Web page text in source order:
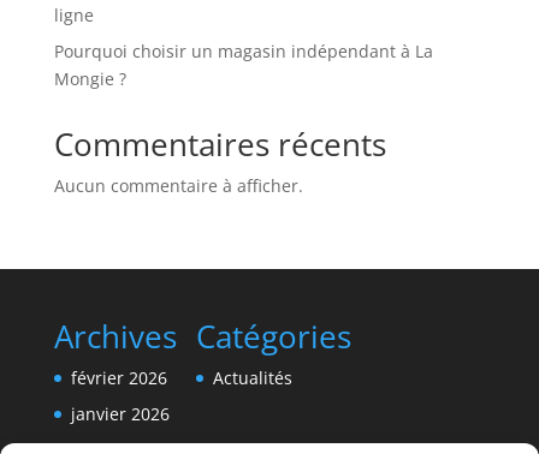
ligne
Pourquoi choisir un magasin indépendant à La
Mongie ?
Commentaires récents
Aucun commentaire à afficher.
Archives
février 2026
janvier 2026
Catégories
Actualités